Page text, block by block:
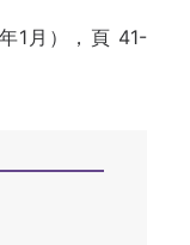
1月），頁 41-